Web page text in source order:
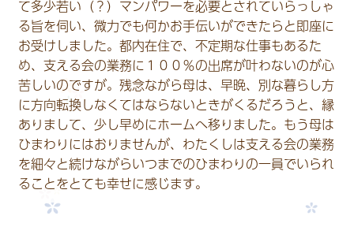
て多少若い（？）マンパワーを必要とされていらっしゃ
る旨を伺い、微力でも何かお手伝いができたらと即座に
お受けしました。都内在住で、不定期な仕事もあるた
め、支える会の業務に１００％の出席が叶わないのが心
苦しいのですが。残念ながら母は、早晩、別な暮らし方
に方向転換しなくてはならないときがくるだろうと、縁
ありまして、少し早めにホームへ移りました。もう母は
ひまわりにはおりませんが、わたくしは支える会の業務
を細々と続けながらいつまでのひまわりの一員でいられ
ることをとても幸せに感じます。